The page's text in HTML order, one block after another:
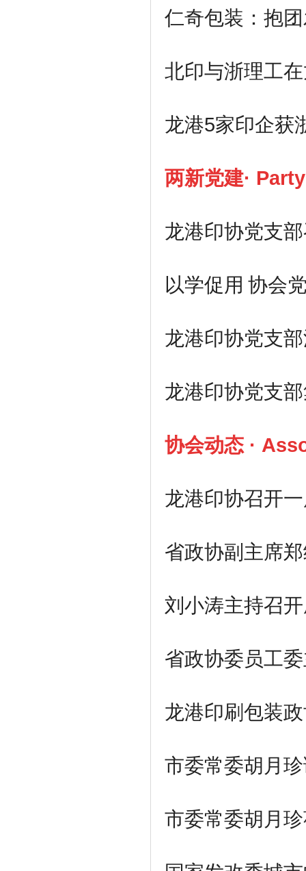
仁奇包装：抱
北印与浙理工
龙港5家印企获
两新党建·
龙港印协党支
以学促用 协会
龙港印协党支
龙港印协党支
协会动态 ·
龙港印协召开
省政协副主席
刘小涛主持召
省政协委员工
龙港印刷包装
市委常委胡月
市委常委胡月珍